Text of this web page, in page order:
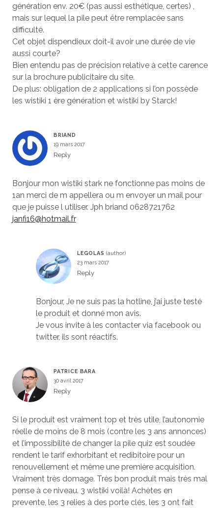
génération env. 20€ (pas aussi esthétique, certes) ,
mais sur lequel la pile peut être remplacée sans
difficulté.
Cet objet dispendieux doit-il avoir une durée de vie
aussi courte?
Bien entendu pas de précision relative à cette carence
sur la brochure publicitaire du site.
De plus: obligation de 2 applications si l’on possède
les wistiki 1 ère génération et wistiki by Starck!
BRIAND
19 mars 2017
Reply
Bonjour mon wistiki stark ne fonctionne pas moins de
1an merci de m appellera ou m envoyer un mail pour
que je puisse l utiliser. Jph briand 0628721762
janfi16@hotmail.fr
LEGOLAS
23 mars 2017
Reply
Bonjour, Je ne suis pas la hotline, j’ai juste testé
le produit et donné mon avis.
Je vous invite à les contacter via facebook ou
twitter, ils sont réactifs.
PATRICE BARA
30 avril 2017
Reply
Si le produit est vraiment top et très utile, l’autonomie
réelle de moins de 8 mois (contre les 3 ans annonces)
et l’impossibilité de changer la pile quiz est soudée
rendent le tarif exhorbitant et redibitoire pour un
renouvellement et même une première acquisition.
Vraiment très domage. Très bon produit mais très mal
pense à ce niveau. 3 wistiki voilà! Achètes en
prevente, les 3 relies à des porte clés, les 3 ont fait